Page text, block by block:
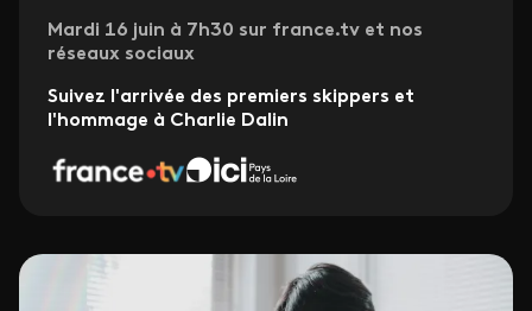
Mardi 16 juin à 7h30 sur france.tv et nos
réseaux sociaux
Suivez l'arrivée des premiers skippers et
l'hommage à Charlie Dalin